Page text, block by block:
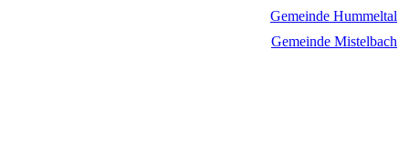
Gemeinde Hummeltal
Gemeinde Mistelbach